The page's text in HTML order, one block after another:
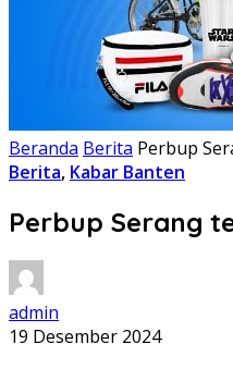
Beranda Berita Perbup
Berita, Kabar Banten
Perbup Serang
admin
19 Desember 2024